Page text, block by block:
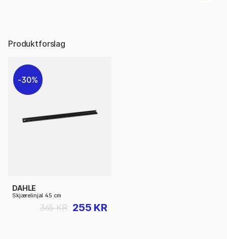
Produktforslag
30%
DAHLE
Skjærelinjal 45 cm
255 KR
365 KR